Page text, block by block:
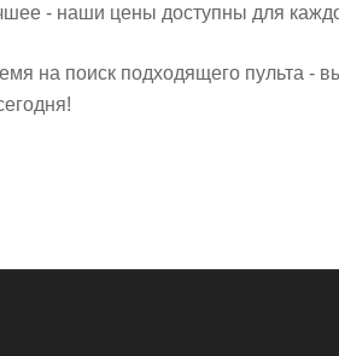
- наши цены доступны для
на поиск подходящего пульта -